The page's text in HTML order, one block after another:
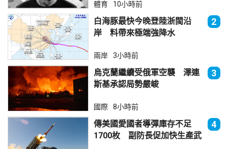
體育 10小時前
白海豚最快今晚登陸浙閩沿
岸 料帶來極端強降水
2
兩岸 3小時前
烏克蘭繼續受俄軍空襲 澤連
斯基承認局勢嚴峻
3
國際 8小時前
傳美國愛國者導彈庫存不足
1700枚 副防長促加快生產武
4